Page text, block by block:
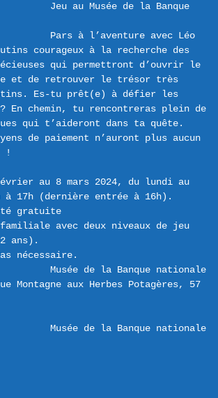
Jeu au Musée de la Banque
Pars à l’aventure avec Léo
courageux à la recherche des
qui permettront d’ouvrir le
et de retrouver le trésor très
Es-tu prêt(e) à défier les
chemin, tu rencontreras plein de
qui t’aideront dans ta quête.
de paiement n’auront plus aucun
!
au 8 mars 2024, du lundi au
avec deux niveaux de jeu
nécessaire.
Musée de la Banque nationale
Montagne aux Herbes Potagères, 57
Musée de la Banque nationale